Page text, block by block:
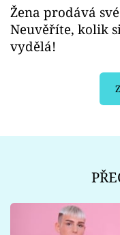
Žena prodává
Neuvěříte, kolik
vydělá!